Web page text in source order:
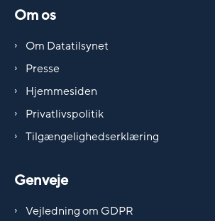
Om os
Om Datatilsynet
Presse
Hjemmesiden
Privatlivspolitik
Tilgængelighedserklæring
Genveje
Vejledning om GDPR